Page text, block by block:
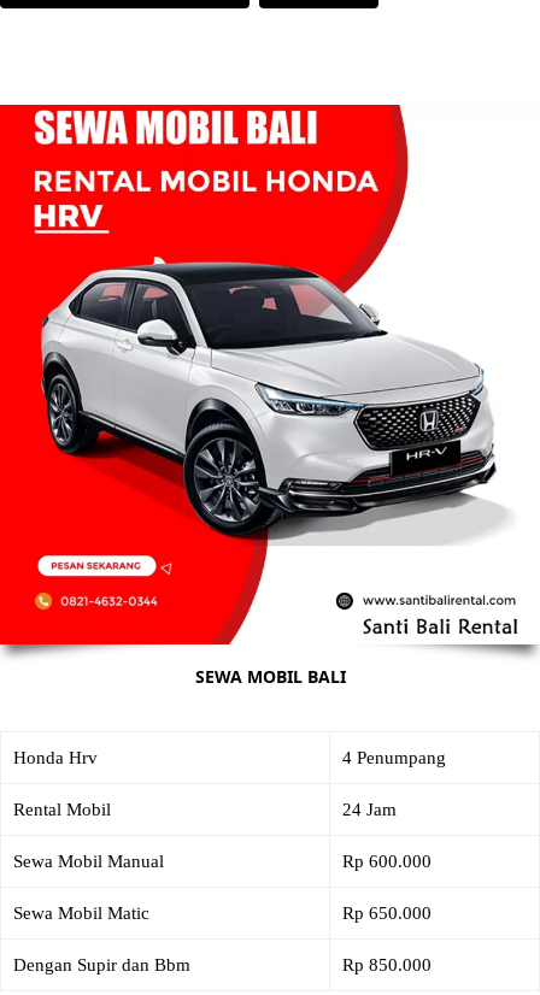
SEWA MOBIL BALI
Honda Hrv 4 Penumpang
Rental Mobil 24 Jam
Sewa Mobil Manual Rp 600.000
Sewa Mobil Matic Rp 650.000
Dengan Supir dan Bbm Rp 850.000